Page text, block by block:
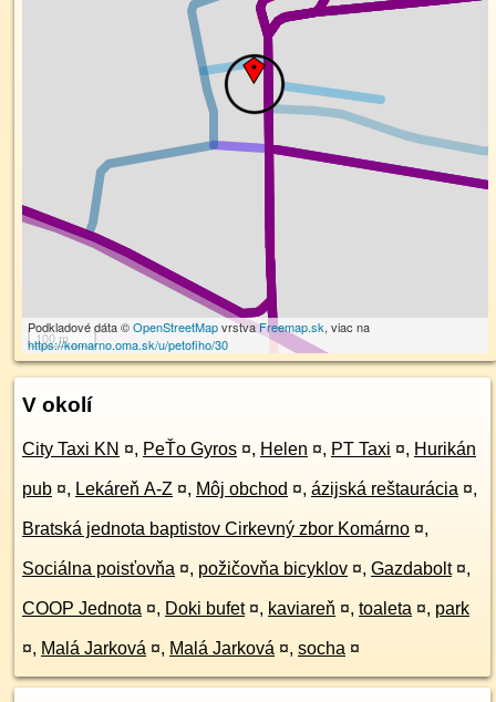
100 m
Podkladové dáta ©OpenStreetMapvrstvaFreemap.sk, viac na
https://komarno.oma.sk/u/petofiho/30
V okolí
City Taxi KN ¤, PeŤo Gyros ¤, Helen ¤, PT Taxi ¤, Hurikán
pub ¤, Lekáreň A-Z ¤, Môj obchod ¤, ázijská reštaurácia ¤,
Bratská jednota baptistov Cirkevný zbor Komárno ¤,
Sociálna poisťovňa ¤, požičovňa bicyklov ¤, Gazdabolt ¤,
COOP Jednota ¤, Doki bufet ¤, kaviareň ¤, toaleta ¤, park
¤, Malá Jarková ¤, Malá Jarková ¤, socha ¤